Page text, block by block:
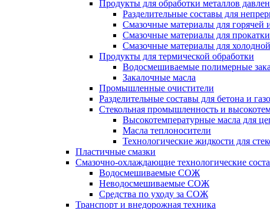
Продукты для обработки металлов
Разделительные составы для
Смазочные материалы для горячей
Смазочные материалы для прокатки
Смазочные материалы для
Продукты для термической обработки
Водосмешиваемые полимерные
Закалочные масла
Промышленные очистители
Разделительные составы для бетона и
Стекольная промышленность и
Высокотемпературные масла для
Масла теплоносители
Технологические жидкости для
Пластичные смазки
Смазочно-охлаждающие технологические
Водосмешиваемые СОЖ
Неводосмешиваемые СОЖ
Средства по уходу за СОЖ
Транспорт и внедорожная техника